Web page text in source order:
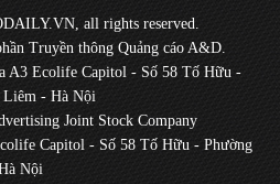
all rights reserved.
Truyền thông Quảng cáo A&D.
A3 Ecolife Capitol - Số 58 Tố Hữu -
- Hà Nội
Joint Stock Company
Capitol - Số 58 Tố Hữu - Phường
Nội